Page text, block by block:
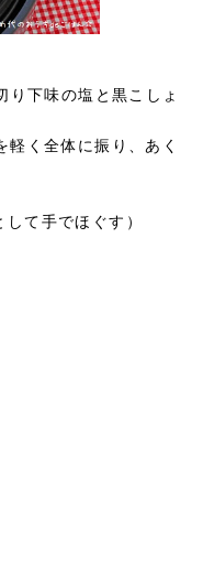
下味の塩と黒こしょ
く全体に振り、あく
て手でほぐす）